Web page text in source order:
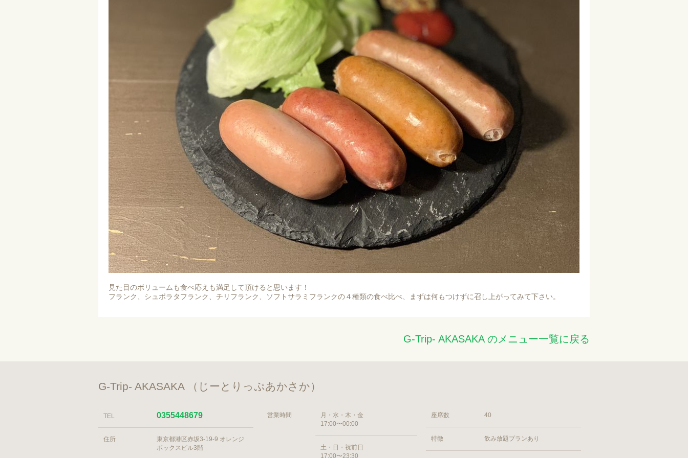
見た目のボリュームも食べ応えも満足して頂けると思います！
フランク、シュポラタフランク、チリフランク、ソフトサラミフランクの４種類の食べ比べ、まずは何もつけずに召し上がってみて下さい。
G-Trip- AKASAKA のメニュー一覧に戻る
G-Trip- AKASAKA （じーとりっぷあかさか）
TEL 0355448679
住所
東京都港区赤坂3-19-9 オレンジ
ボックスビル3階
営業時間
月・水・木・金
17:00〜00:00
土・日・祝前日
17:00〜23:30
座席数 40
特徴 飲み放題プランあり